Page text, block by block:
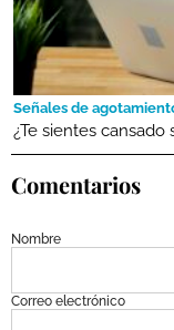
Señales de
¿Te sientes cansado
Comentarios
Nombre
Correo electrónico